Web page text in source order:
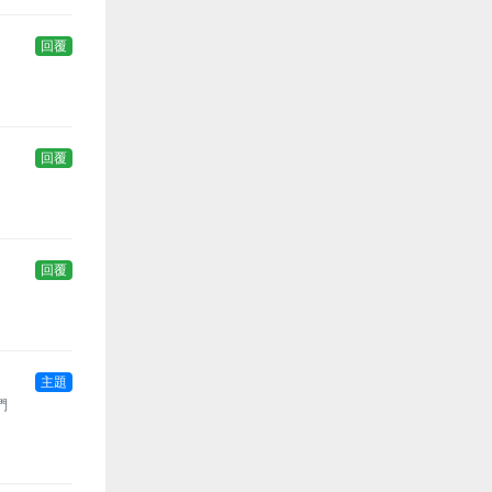
回覆
回覆
回覆
主題